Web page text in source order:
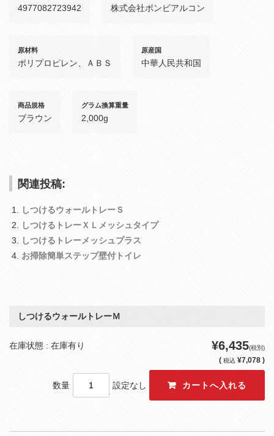
4977082723942 株式会社ボンビアルコン
原材料
ポリプロピレン、ＡＢＳ
原産国
中華人民共和国
商品規格
ブラウン
グラム換算重量
2,000g
関連投稿:
しつけるウォールトレーＳ
しつけるトレーＸＬメッシュタイプ
しつけるトレーメッシュプラス
お掃除簡単ステップ壁付トイレ
しつけるウォールトレーＭ
在庫状態 : 在庫有り ¥6,435(税別)
( 税込 ¥7,078 )
数量 設定なし